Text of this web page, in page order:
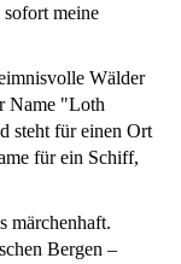
meine
Wälder
Name "Loth
steht für einen Ort
für ein Schiff,
märchenhaft.
Bergen –